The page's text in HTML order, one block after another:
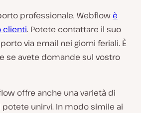
professionale, Webflow è
clienti. Potete contattare il suo
via email nei giorni feriali. È
se avete domande sul vostro
offre anche una varietà di
unirvi. In modo simile ai